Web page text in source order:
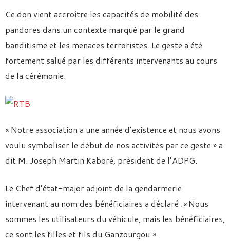
Ce don vient accroître les capacités de mobilité des
pandores dans un contexte marqué par le grand
banditisme et les menaces terroristes. Le geste a été
fortement salué par les différents intervenants au cours
de la cérémonie.
« Notre association a une année d’existence et nous avons
voulu symboliser le début de nos activités par ce geste »a
dit M. Joseph Martin Kaboré, président de l’ADPG.
Le Chef d’état-major adjoint de la gendarmerie
intervenant au nom des bénéficiaires a déclaré :«Nous
sommes les utilisateurs du véhicule, mais les bénéficiaires,
ce sont les filles et fils du Ganzourgou ».